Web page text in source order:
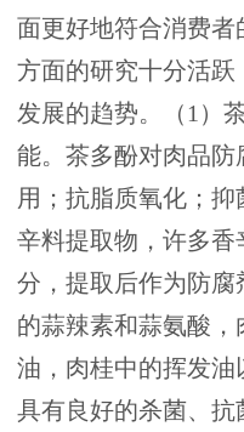
面更好地符合消费
方面的研究十分活跃
发展的趋势。（1）
能。茶多酚对肉品
用；抗脂质氧化；
辛料提取物，许多
分，提取后作为防腐
的蒜辣素和蒜氨酸
油，肉桂中的挥发
具有良好的杀菌、抗